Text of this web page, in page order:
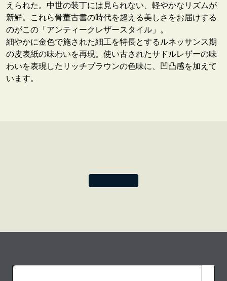
えられた。中世の装丁には見られない、軽やかなリズムが
新鮮。これら骨董古書の時代を超える美しさをお届けする
のがこの「アンティークレザースタイル」。
細やかに金色で施された細工を特長とするルネッサンス期
の皮表紙の味わいを再現。使い古されたサドルレザーの味
わいを表現したリッチブラウンの色味に、凹凸感を加えて
います。